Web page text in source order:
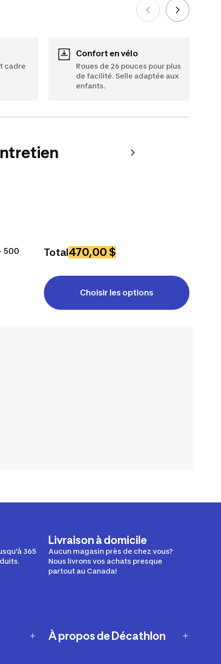
cadre
Confort en vélo
Roues de 26 pouces pour plus
de facilité. Selle adaptée aux
enfants.
500
Total470,00 $
Choisir les options
365
Livraison à domicile
Aucun magasin près de chez vous?
Nous livrons vos achats presque
partout au Canada!
À propos de Décathlon